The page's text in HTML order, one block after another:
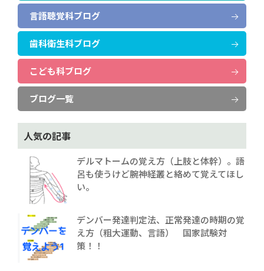
言語聴覚科ブログ
歯科衛生科ブログ
こども科ブログ
ブログ一覧
人気の記事
デルマトームの覚え方（上肢と体幹）。語
呂も使うけど腕神経叢と絡めて覚えてほし
い。
デンバー発達判定法、正常発達の時期の覚
え方（粗大運動、言語） 国家試験対
策！！